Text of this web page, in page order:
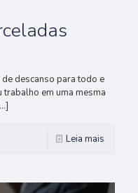
descanso para todo e
em uma mesma
Leia mais